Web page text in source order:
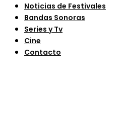
Noticias de Festivales
Bandas Sonoras
Series y Tv
Cine
Contacto